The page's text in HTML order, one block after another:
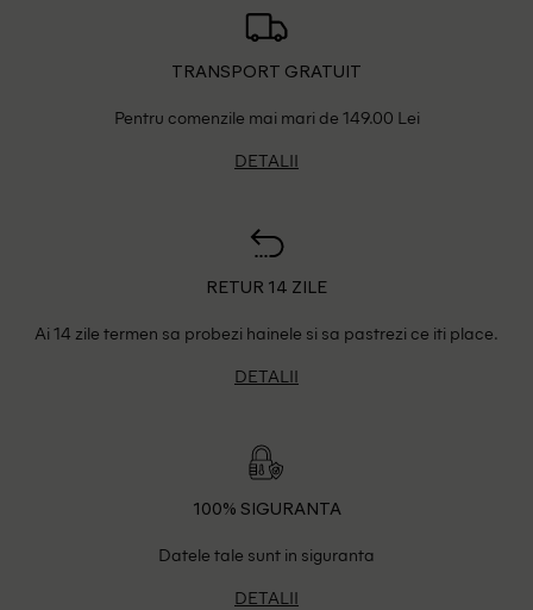
TRANSPORT GRATUIT
Pentru comenzile mai mari de 149.00 Lei
DETALII
RETUR 14 ZILE
Ai 14 zile termen sa probezi hainele si sa pastrezi ce iti place.
DETALII
100% SIGURANTA
Datele tale sunt in siguranta
DETALII